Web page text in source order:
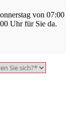
von 07:00
Uhr für Sie da.